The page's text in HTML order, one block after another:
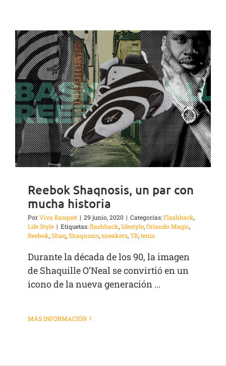
Reebok Shaqnosis, un par con
mucha historia
PorViva Basquet | 29 junio, 2020 | Categorías:Flashback,
Life Style | Etiquetas:flashback,lifestyle,Orlando Magic,
Reebok,Shaq,Shaqnosis,sneakers,TB,tenis
Durante la década de los 90, la imagen
de Shaquille O’Neal se convirtió en un
icono de la nueva generación ...
MÁS INFORMACIÓN